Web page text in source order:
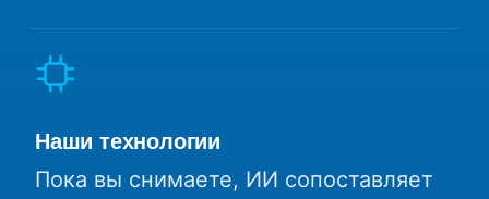
Наши технологии
Пока вы снимаете, ИИ сопоставляет